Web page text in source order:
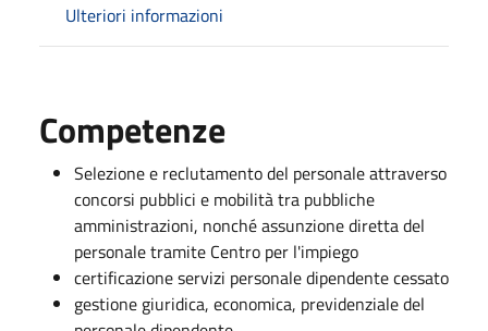
Ulteriori informazioni
Competenze
Selezione e reclutamento del personale attraverso
concorsi pubblici e mobilità tra pubbliche
amministrazioni, nonché assunzione diretta del
personale tramite Centro per l'impiego
certificazione servizi personale dipendente cessato
gestione giuridica, economica, previdenziale del